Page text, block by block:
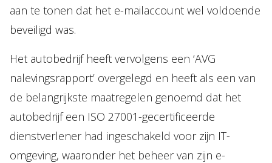
aan te tonen dat het e-mailaccount wel voldoende
beveiligd was.
Het autobedrijf heeft vervolgens een ‘AVG
nalevingsrapport’ overgelegd en heeft als een van
de belangrijkste maatregelen genoemd dat het
autobedrijf een ISO 27001-gecertificeerde
dienstverlener had ingeschakeld voor zijn IT-
omgeving, waaronder het beheer van zijn e-